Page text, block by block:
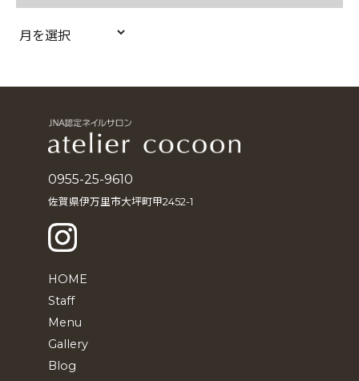
ア
0955-25-9610
佐賀県伊万里市大坪町甲2452-1
HOME
Staff
Menu
Gallery
Blog